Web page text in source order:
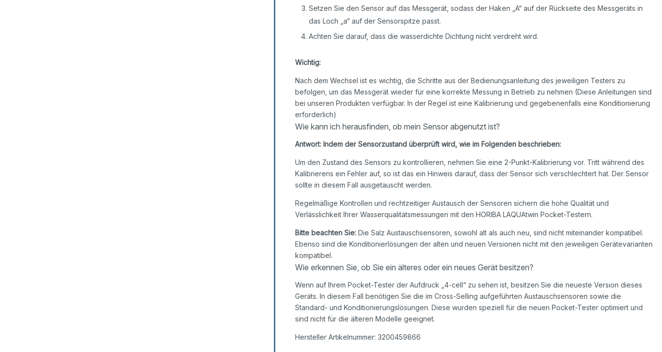
Setzen Sie den Sensor auf das Messgerät, sodass der Haken „A“ auf der Rückseite des Messgeräts in
das Loch „a“ auf der Sensorspitze passt.
Achten Sie darauf, dass die wasserdichte Dichtung nicht verdreht wird.
Wichtig:
Nach dem Wechsel ist es wichtig, die Schritte aus der Bedienungsanleitung des jeweiligen Testers zu
befolgen, um das Messgerät wieder für eine korrekte Messung in Betrieb zu nehmen (Diese Anleitungen sind
bei unseren Produkten verfügbar. In der Regel ist eine Kalibrierung und gegebenenfalls eine Konditionierung
erforderlich)
Wie kann ich herausfinden, ob mein Sensor abgenutzt ist?
Antwort: Indem der Sensorzustand überprüft wird, wie im Folgenden beschrieben:
Um den Zustand des Sensors zu kontrollieren, nehmen Sie eine 2-Punkt-Kalibrierung vor. Tritt während des
Kalibrierens ein Fehler auf, so ist das ein Hinweis darauf, dass der Sensor sich verschlechtert hat. Der Sensor
sollte in diesem Fall ausgetauscht werden.
Regelmäßige Kontrollen und rechtzeitiger Austausch der Sensoren sichern die hohe Qualität und
Verlässlichkeit Ihrer Wasserqualitätsmessungen mit den HORIBA LAQUAtwin Pocket-Testern.
Bitte beachten Sie:Die Salz Austauschsensoren, sowohl alt als auch neu, sind nicht miteinander kompatibel.
Ebenso sind die Konditionierlösungen der alten und neuen Versionen nicht mit den jeweiligen Gerätevarianten
kompatibel.
Wie erkennen Sie, ob Sie ein älteres oder ein neues Gerät besitzen?
Wenn auf Ihrem Pocket-Tester der Aufdruck „4-cell“ zu sehen ist, besitzen Sie die neueste Version dieses
Geräts. In diesem Fall benötigen Sie die im Cross-Selling aufgeführten Austauschsensoren sowie die
Standard- und Konditionierungslösungen. Diese wurden speziell für die neuen Pocket-Tester optimiert und
sind nicht für die älteren Modelle geeignet.
Hersteller Artikelnummer: 3200459866